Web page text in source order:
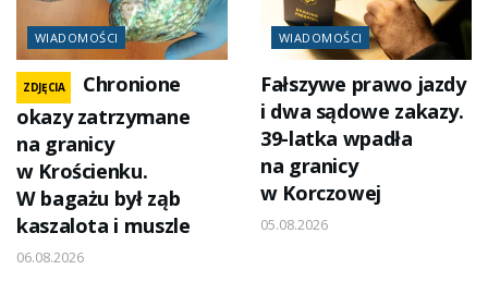
WIADOMOŚCI
ZDJĘCIA
Chronione
okazy zatrzymane
na granicy
w Krościenku.
W bagażu był ząb
kaszalota i muszle
06.08.2026
WIADOMOŚCI
Fałszywe prawo jazdy
i dwa sądowe zakazy.
39-latka wpadła
na granicy
w Korczowej
05.08.2026